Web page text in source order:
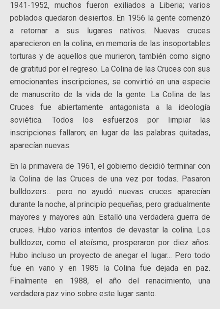
1941-1952, muchos fueron exiliados a Liberia; varios
poblados quedaron desiertos. En 1956 la gente comenzó
a retornar a sus lugares nativos. Nuevas cruces
aparecieron en la colina, en memoria de las insoportables
torturas y de aquellos que murieron, también como signo
de gratitud por el regreso. La Colina de las Cruces con sus
emocionantes inscripciones, se convirtió en una especie
de manuscrito de la vida de la gente. La Colina de las
Cruces fue abiertamente antagonista a la ideología
soviética. Todos los esfuerzos por limpiar las
inscripciones fallaron; en lugar de las palabras quitadas,
aparecían nuevas.
En la primavera de 1961, el gobierno decidió terminar con
la Colina de las Cruces de una vez por todas. Pasaron
bulldozers… pero no ayudó: nuevas cruces aparecían
durante la noche, al principio pequeñas, pero gradualmente
mayores y mayores aún. Estalló una verdadera guerra de
cruces. Hubo varios intentos de devastar la colina. Los
bulldozer, como el ateísmo, prosperaron por diez años.
Hubo incluso un proyecto de anegar el lugar… Pero todo
fue en vano y en 1985 la Colina fue dejada en paz.
Finalmente en 1988, el año del renacimiento, una
verdadera paz vino sobre este lugar santo.